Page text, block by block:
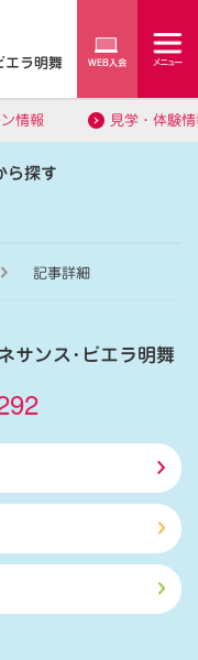
エラ明舞
情報 見学・体験
ら探す
記事詳細
サンス･ビエラ明舞